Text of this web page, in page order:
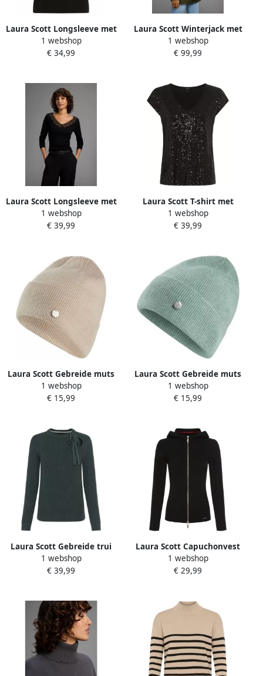
Laura Scott Longsleeve met
pailletten en folieprint
nieuwe collectie
1 webshop
€ 34,99
Laura Scott Winterjack met
een afneembare capuchon
en imitatiebont
1 webshop
€ 99,99
Laura Scott Longsleeve met
mooie kanten rand nieuwe
collectie (set 2-delig)
1 webshop
€ 39,99
Laura Scott T-shirt met
glanzende pailletten
nieuwe collectie
1 webshop
€ 39,99
Laura Scott Gebreide muts
in ribbreisel met modieuze
omslag nieuw
1 webshop
€ 15,99
Laura Scott Gebreide muts
in ribbreisel met modieuze
omslag nieuw
1 webshop
€ 15,99
Laura Scott Gebreide trui
Overgangstrui met
strikdetail en Cut Out
1 webshop
€ 39,99
Laura Scott Capuchonvest
Fijn breisel met rib met 2-
weg-ritssluiting NIEUWE
1 webshop
€ 29,99